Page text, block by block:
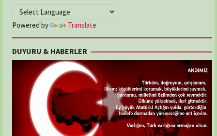
Powered by Translate
DUYURU & HABERLER